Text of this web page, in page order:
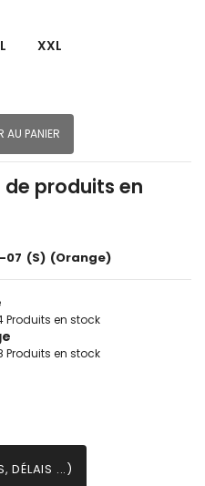
XXL
AU PANIER
de produits en
07 (S) (Orange)
Produits en stock
Produits en stock
DÉLAIS ...)